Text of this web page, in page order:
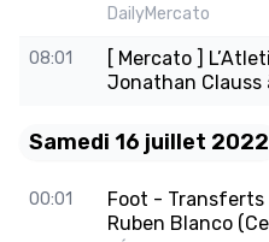
DailyMercato
08:01
[ Mercato ]
Jonathan Clauss
Samedi 16 juillet 2022
00:01
Foot - Transferts
Ruben Blanco